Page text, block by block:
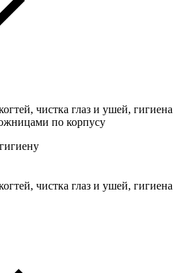
чистка глаз и ушей, гигиена
по корпусу
чистка глаз и ушей, гигиена